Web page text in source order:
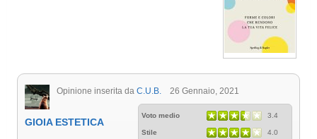
Opinione inserita da C.U.B. 26 Gennaio, 2021
Voto medio 3.4
Stile 4.0
GIOIA ESTETICA